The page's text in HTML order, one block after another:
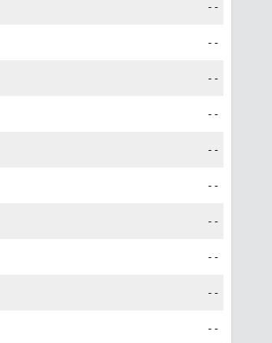
--
--
--
--
--
--
--
--
--
--